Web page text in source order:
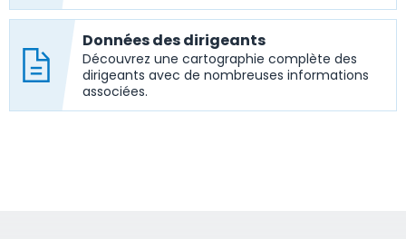
Données des dirigeants
Découvrez une cartographie complète des
dirigeants avec de nombreuses informations
associées.